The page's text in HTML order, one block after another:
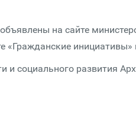
на сайте
«Гражданские
и социального развития